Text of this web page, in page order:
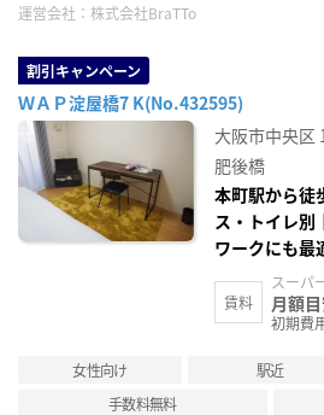
運営会社： 株式会社BraTTo
割引キャンペーン
ＷＡＰ淀屋橋7 K(No.432595)
大阪市中央区
肥後橋
本町駅から徒
ス・トイレ別
ワークにも最
賃料
スーパ
月額
初期費
女性向け 駅近
手数料無料